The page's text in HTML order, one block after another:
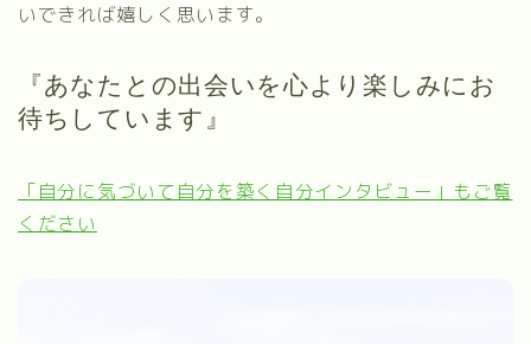
いできれば嬉しく思います。
『あなたとの出会いを心より楽しみにお
待ちしています』
「自分に気づいて自分を築く自分インタビュー」もご覧
ください